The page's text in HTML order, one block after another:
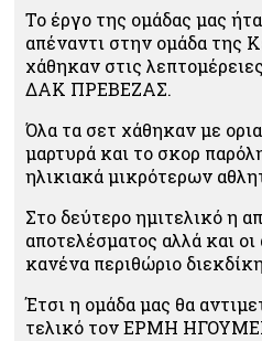
Το έργο της ομάδας μας
απέναντι στην ομάδα της
χάθηκαν στις
ΔΑΚ ΠΡΕΒΕΖΑΣ.
Όλα τα σετ χάθηκαν με
μαρτυρά και το σκορ
ηλικιακά μικρότερων
Στο δεύτερο ημιτελικό η
αποτελέσματος αλλά και
κανένα περιθώριο
Έτσι η ομάδα μας θα
τελικό τον ΕΡΜΗ